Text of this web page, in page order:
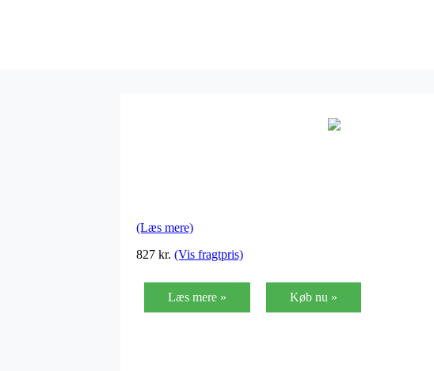
(Læs mere)
827 kr. (Vis fragtpris)
Læs mere » Køb nu »